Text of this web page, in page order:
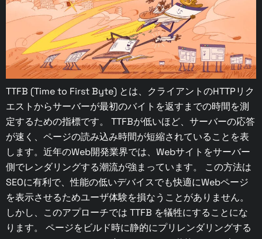
TTFB (Time to First Byte) とは、クライアントのHTTPリク
エストからサーバーが最初のバイトを返すまでの時間を測
定するための指標です。 TTFBが低いほど、サーバーの応答
が速く、ページの読み込み時間が短縮されていることを表
します。近年のWeb開発業界では、Webサイトをサーバー
側でレンダリングする潮流が強まっています。 この方法は
SEOに有利で、性能の低いデバイスでも快適にWebページ
を表示させるためユーザ体験を損なうことがありません。
しかし、このアプローチでは TTFB を犠牲にすることにな
ります。 ページをビルド時に静的にプリレンダリングする